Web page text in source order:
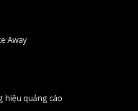
Away
hiệu quảng cáo